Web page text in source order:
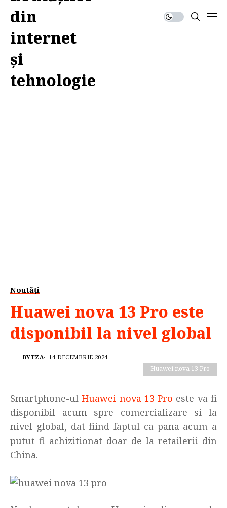
Noutăți
Huawei nova 13 Pro este
disponibil la nivel global
BYTZA 14 DECEMBRIE 2024
Huawei nova 13 Pro
Smartphone-ulHuawei nova 13 Pro este va fi
disponibil acum spre comercializare si la
nivel global, dat fiind faptul ca pana acum a
putut fi achizitionat doar de la retailerii din
China.